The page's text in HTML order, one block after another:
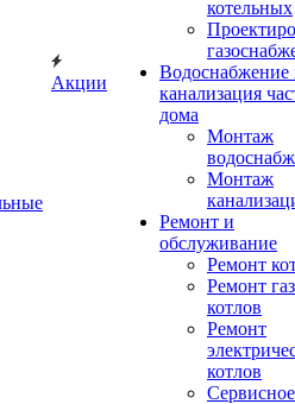
Акции
котельных
Водоснабжение
канализация
дома
Монтаж
Монтаж
Ремонт и
обслуживание
Ремонт
Ремонт
котлов
Ремонт
котлов
Сервисное